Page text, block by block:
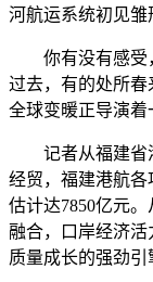
河航运系统初见雏
你有没有感受，
过去，有的处所春
全球变暖正导演着
记者从福建省港
经贸，福建港航
估计达7850亿元
融合，口岸经济
质量成长的强劲引